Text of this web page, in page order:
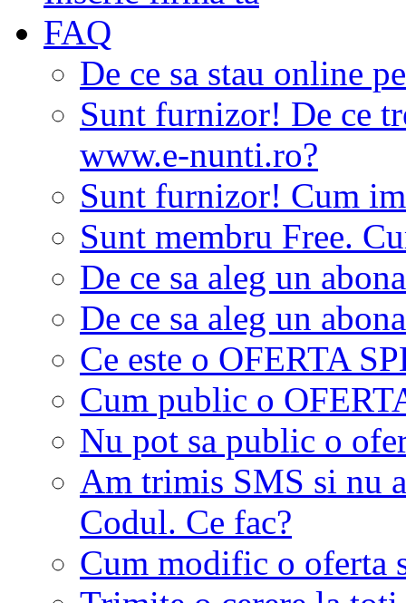
FAQ
De ce sa stau online
Sunt furnizor! De ce
www.e-nunti.ro?
Sunt furnizor! Cum
Sunt membru Free.
De ce sa aleg un
De ce sa aleg un
Ce este o OFERTA
Cum public o
Nu pot sa public o
Am trimis SMS si nu
Codul. Ce fac?
Cum modific o oferta